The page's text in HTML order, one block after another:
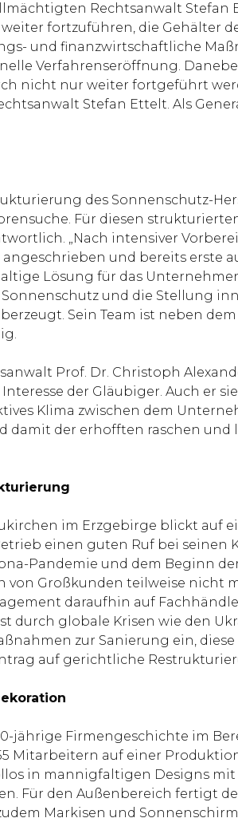
Rechtsanwalt
fortzuführen, die Gehälter
und finanzwirtschaftliche
Verfahrenseröffnung.
nicht nur weiter fortgeführt
Stefan Ettelt. Als
des Sonnenschutz-
Für diesen
„Nach intensiver
und bereits erste
Lösung für das
und die Stellung
Sein Team ist neben
Prof. Dr. Christoph
der Gläubiger. Auch er
Klima zwischen dem
damit der erhofften raschen
im Erzgebirge blickt auf
einen guten Ruf bei
Pandemie und dem Beginn
von Großkunden teilweise
daraufhin auf
durch globale Krisen wie den
zur Sanierung ein,
auf gerichtliche
jährige Firmengeschichte im
Mitarbeitern auf einer
in mannigfaltigen Designs
Für den Außenbereich fertigt
Markisen und